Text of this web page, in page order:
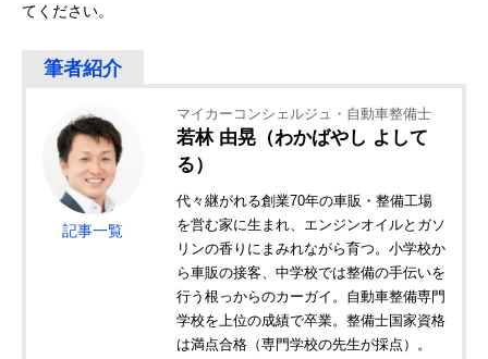
てください。
記事一覧
マイカーコンシェルジュ・自動車整備士
若林 由晃（わかばやし よして
る）
代々継がれる創業70年の車販・整備工場
を営む家に生まれ、エンジンオイルとガソ
リンの香りにまみれながら育つ。小学校か
ら車販の接客、中学校では整備の手伝いを
行う根っからのカーガイ。自動車整備専門
学校を上位の成績で卒業。整備士国家資格
は満点合格（専門学校の先生が採点）。